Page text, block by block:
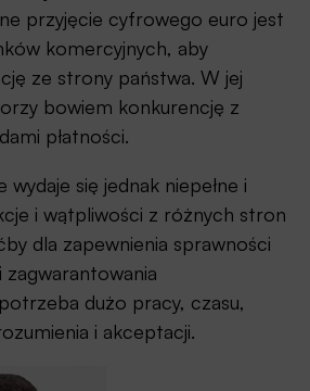
przyjęcie cyfrowego euro jest
komercyjnych, aby
ze strony państwa. W jej
bowiem konkurencję z
płatności.
się jednak niepełne i
i wątpliwości z różnych stron
dla zapewnienia sprawności
dużo pracy, czasu,
i akceptacji.